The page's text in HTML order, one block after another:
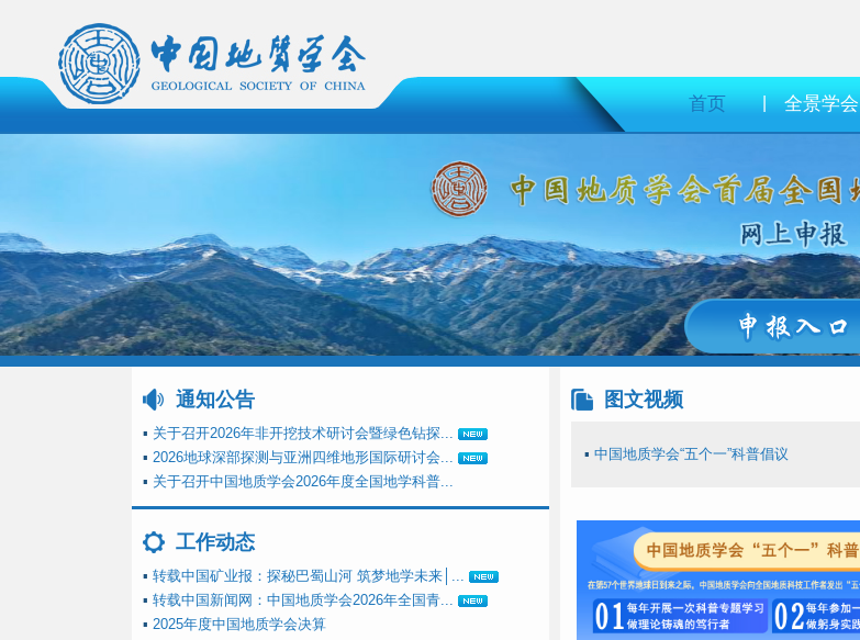
首页 | 全景学会
通知公告
▪ 关于召开2026年非开挖技术研讨会暨绿色钻探...
▪ 2026地球深部探测与亚洲四维地形国际研讨会...
▪ 关于召开中国地质学会2026年度全国地学科普...
工作动态
▪ 转载中国矿业报：探秘巴蜀山河 筑梦地学未来│...
▪ 转载中国新闻网：中国地质学会2026年全国青...
▪ 2025年度中国地质学会决算
图文视频
▪ 中国地质学会“五个一”科普倡议